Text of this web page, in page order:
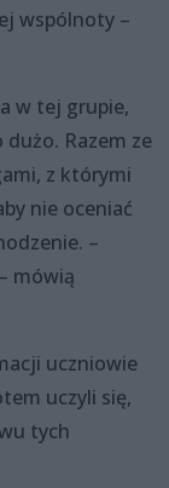
wspólnoty –
w tej grupie,
Razem ze
z którymi
nie oceniać
–
mówią
uczniowie
uczyli się,
tych